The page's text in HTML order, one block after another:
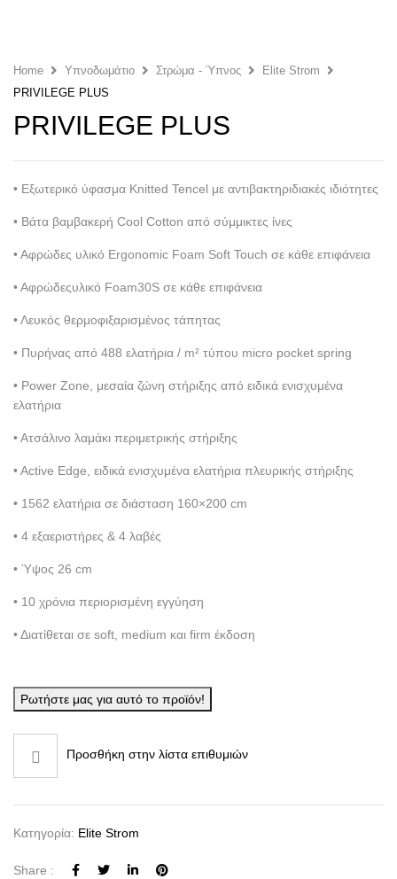
Home Υπνο­δωμάτιο Στρώμα - Ύπνος
Elite Strom
PRIVILEGE PLUS
PRIVILEGE PLUS
• Εξωτερικό ύφασμα Knitted Tencel με αντιβακτηριδιακές ιδιότητες
• Βάτα βαμβακερή Cool Cotton από σύμμικτες ίνες
• Αφρώδες υλικό Ergonomic Foam Soft Touch σε κάθε επιφάνεια
• Αφρώδεςυλικό Foam30S σε κάθε επιφάνεια
• Λευκός θερμοφιξαρισμένος τάπητας
• Πυρήνας από 488 ελατήρια / m² τύπου micro pocket spring
• Power Zone, μεσαία ζώνη στήριξης από ειδικά ενισχυμένα
ελατήρια
• Ατσάλινο λαμάκι περιμετρικής στήριξης
• Active Edge, ειδικά ενισχυμένα ελατήρια πλευρικής στήριξης
• 1562 ελατήρια σε διάσταση 160×200 cm
• 4 εξαεριστήρες & 4 λαβές
• Ύψος 26 cm
• 10 χρόνια περιορισμένη εγγύηση
• Διατίθεται σε soft, medium και firm έκδοση
Ρωτήστε μας για αυτό το προϊόν!
Προσθήκη στην λίστα επιθυμιών
Κατηγορία: Elite Strom
Share :